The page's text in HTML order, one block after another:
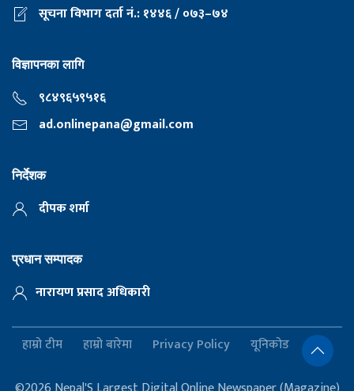
सूचना विभाग दर्ता नं.: १४४६ / ०७३–७४
विज्ञापनका लागि
९८४९६५९५१६
ad.onlinepana@gmail.com
निर्देशक
दीपक शर्मा
प्रधान सम्पादक
नारायण प्रसाद अधिकारी
हाम्रो टीम हाम्रो बारेमा Privacy Policy यूनिकोड